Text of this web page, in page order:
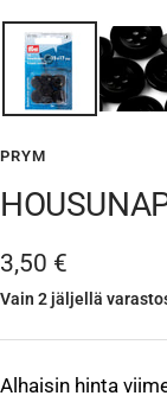
PRYM
Alennushinta
3,50 €
Vain 2 jäljellä
Alhaisin hinta